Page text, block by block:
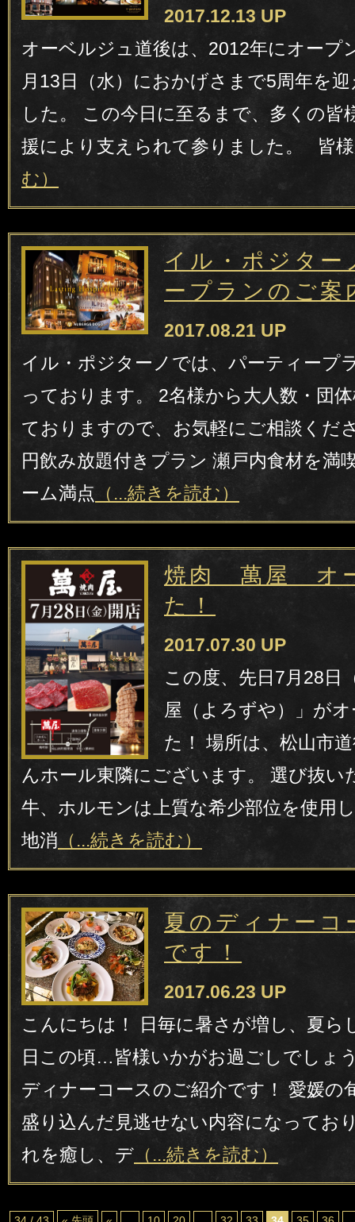
2017.12.13 UP
オーベルジュ道後は、2012年にオープ
月13日（水）におかげさまで5周年を
した。 この今日に至るまで、多くの皆
援により支えられて参りました。 皆
む）
イル・ポジタ
ープランのご案
2017.08.21 UP
イル・ポジターノでは、パーティープ
っております。 2名様から大人数・団
ておりますので、お気軽にご相談くだ
円飲み放題付きプラン 瀬戸内食材を満
ーム満点 （...続きを読む）
焼肉 萬屋 オ
た！
2017.07.30 UP
この度、先日7月28日
屋（よろずや）」が
た！ 場所は、松山市
んホール東隣にございます。 選び抜い
牛、ホルモンは上質な希少部位を使用
地消 （...続きを読む）
夏のディナーコ
です！
2017.06.23 UP
こんにちは！ 日毎に暑さが増し、夏ら
日この頃…皆様いかがお過ごしでしょ
ディナーコースのご紹介です！ 愛媛の
盛り込んだ見逃せない内容になってお
れを癒し、デ （...続きを読む）